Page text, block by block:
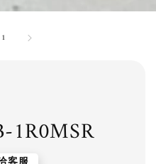
1
1R0MSR